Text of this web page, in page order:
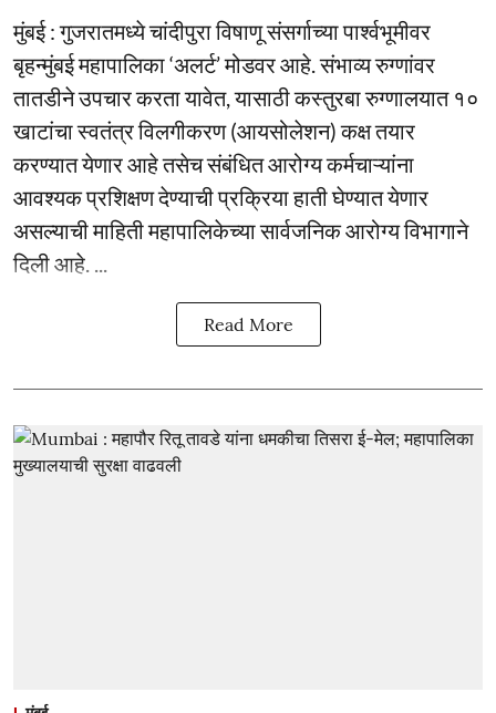
मुंबई : गुजरातमध्ये चांदीपुरा विषाणू संसर्गाच्या पार्श्वभूमीवर
बृहन्मुंबई महापालिका ‘अलर्ट’ मोडवर आहे. संभाव्य रुग्णांवर
तातडीने उपचार करता यावेत, यासाठी कस्तुरबा रुग्णालयात १०
खाटांचा स्वतंत्र विलगीकरण (आयसोलेशन) कक्ष तयार
करण्यात येणार आहे तसेच संबंधित आरोग्य कर्मचाऱ्यांना
आवश्यक प्रशिक्षण देण्याची प्रक्रिया हाती घेण्यात येणार
असल्याची माहिती महापालिकेच्या सार्वजनिक आरोग्य विभागाने
दिली आहे. ...
Read More